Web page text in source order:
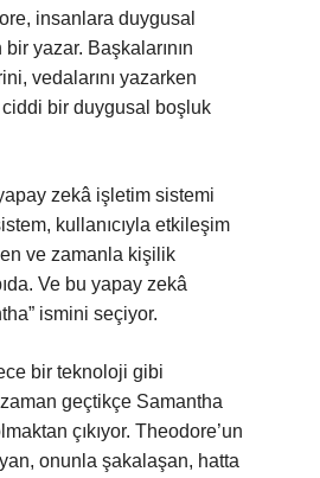
insanlara duygusal
yazar. Başkalarının
vedalarını yazarken
ciddi bir duygusal boşluk
zekâ işletim sistemi
kullanıcıyla etkileşim
ve zamanla kişilik
Ve bu yapay zekâ
ismini seçiyor.
bir teknoloji gibi
geçtikçe Samantha
çıkıyor. Theodore’un
onunla şakalaşan, hatta